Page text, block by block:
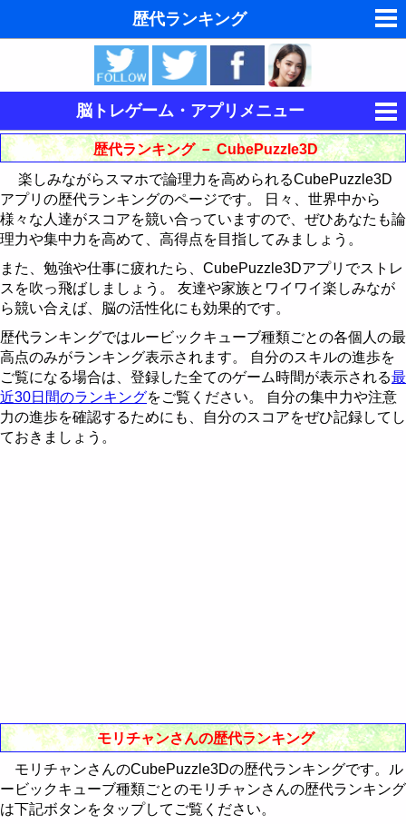
歴代ランキング
夢の夢占い
東洋・西洋占星術
ホラリー占星術
手相占いで未来診断
タロットカードで無料占い
飛星派風水で住宅開運
男と女の心理学と心理テスト
脳の機能と心と体の健康
Western-Eastern Astrology
脳トレゲーム・アプリメニュー
集中力を鍛える
キングをたたけ
歴代ランキング
最近30日間のランキング
Follow The Order
歴代ランキング
最近30日間のランキング
記憶力を鍛える
神経衰弱
歴代ランキング
最近30日間のランキング
論理力を鍛える
15パズル
15パズルの解き方
歴代ランキング
最近30日間のランキング
CubePuzzle3D
CubePuzzle3D攻略法
歴代ランキング
最近30日間のランキング
運動制御能力を鍛える
BikeRace3D
歴代ランキング
RealBreaker3D
歴代ランキング － CubePuzzle3D
楽しみながらスマホで論理力を高められるCubePuzzle3D
アプリの歴代ランキングのページです。 日々、世界中から
様々な人達がスコアを競い合っていますので、ぜひあなたも論
理力や集中力を高めて、高得点を目指してみましょう。
また、勉強や仕事に疲れたら、CubePuzzle3Dアプリでストレ
スを吹っ飛ばしましょう。 友達や家族とワイワイ楽しみなが
ら競い合えば、脳の活性化にも効果的です。
歴代ランキングではルービックキューブ種類ごとの各個人の最
高点のみがランキング表示されます。 自分のスキルの進歩を
ご覧になる場合は、登録した全てのゲーム時間が表示される最
近30日間のランキングをご覧ください。 自分の集中力や注意
力の進歩を確認するためにも、自分のスコアをぜひ記録してし
ておきましょう。
モリチャンさんの歴代ランキング
モリチャンさんのCubePuzzle3Dの歴代ランキングです。ル
ービックキューブ種類ごとのモリチャンさんの歴代ランキング
は下記ボタンをタップしてご覧ください。